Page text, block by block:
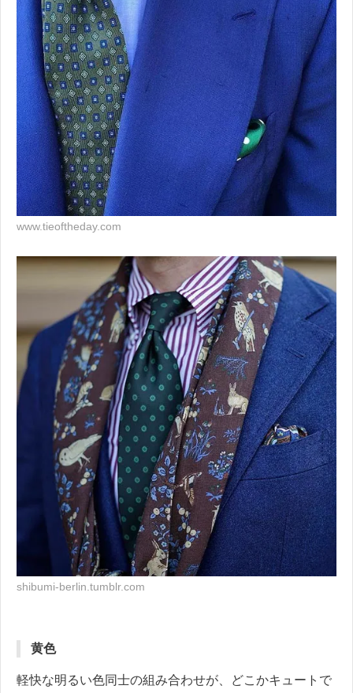
www.tieoftheday.com
shibumi-berlin.tumblr.com
黄色
軽快な明るい色同士の組み合わせが、どこかキュートで